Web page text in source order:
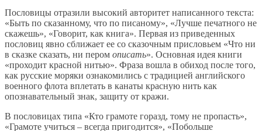
Пословицы отразили высокий авторитет написанного текста:
«Быть по сказанному, что по писаному», «Лучше печатного не
скажешь», «Говорит, как книга». Первая из приведенных
пословиц явно сближает ее со сказочным присловьем «Что ни
в сказке сказать, ни пером описать». Основная идея книги
«проходит красной нитью». Фраза вошла в обиход после того,
как русские моряки ознакомились с традицией английского
военного флота вплетать в канаты красную нить как
опознавательный знак, защиту от кражи.
В пословицах типа «Кто грамоте горазд, тому не пропасть»,
«Грамоте учиться – всегда пригодится», «Побольше